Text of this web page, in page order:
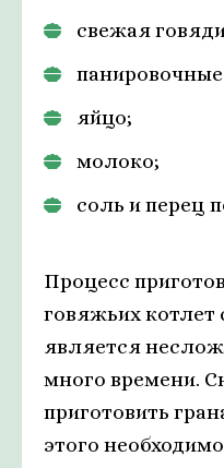
свежая
панировочные
яйцо;
молоко;
соль и перец
Процесс
говяжьих котлет
является
много времени.
приготовить
этого